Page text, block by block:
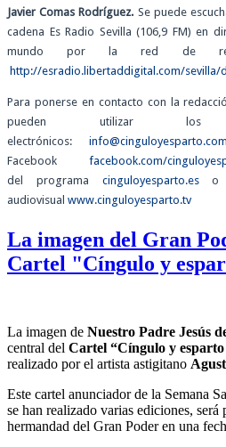
Javier Comas Rodríguez. Se puede
cadena Es Radio Sevilla (106,9 FM) en
mundo por la red de
http://esradio.libertaddigital.com/sevilla/
Para ponerse en contacto con la
pueden utilizar los
electrónicos:info@cinguloyesparto.com
Facebook facebook.com/
del programa cinguloyesparto.eso
audiovisual www.cinguloyesparto.tv
La imagen del Gran
Cartel "Cíngulo y
La imagen de Nuestro Padre Jesús
central del Cartel “Cíngulo y esparto
realizado por el artista astigitano
Este cartel anunciador de la Semana
se han realizado varias ediciones, será
hermandad del Gran Poder en una